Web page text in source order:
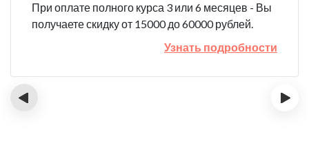
При оплате полного курса 3 или 6 месяцев - Вы
получаете скидку от 15000 до 60000 рублей.
Узнать подробности
‹ ›